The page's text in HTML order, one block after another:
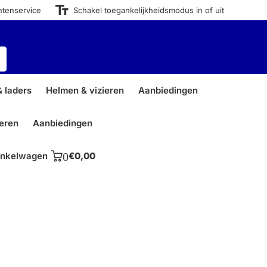
Schakel toegankelijkheidsmodus in of uit
laders Helmen & vizieren Aanbiedingen
Aanbiedingen
0€0,00